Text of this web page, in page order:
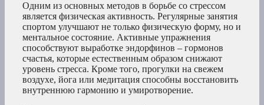
Одним из основных методов в борьбе со стрессом
является физическая активность. Регулярные занятия
спортом улучшают не только физическую форму, но и
ментальное состояние. Активные упражнения
способствуют выработке эндорфинов – гормонов
счастья, которые естественным образом снижают
уровень стресса. Кроме того, прогулки на свежем
воздухе, йога или медитация способны восстановить
внутреннюю гармонию и умиротворение.